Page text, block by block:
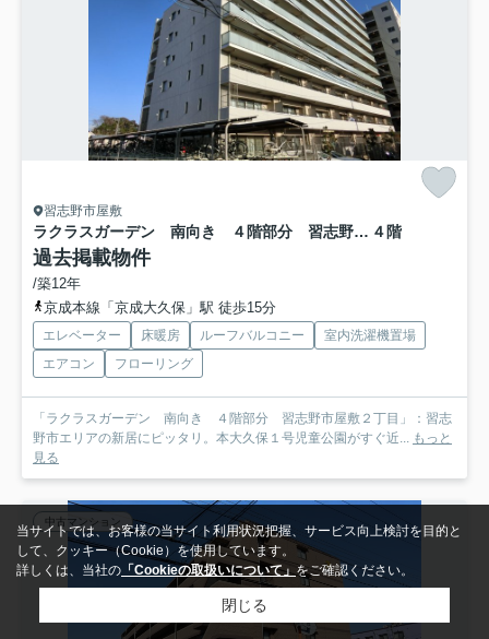
習志野市屋敷
ラクラスガーデン 南向き ４階部分 習志野市屋敷２丁目 ４階
過去掲載物件
/築12年
京成本線「京成大久保」駅 徒歩15分
エレベーター 床暖房 ルーフバルコニー
室内洗濯機置場
エアコン
フローリング
「ラクラスガーデン 南向き ４階部分 習志野市屋敷２丁目」：習志
野市エリアの新居にピッタリ。本大久保１号児童公園がすぐ近... もっと
見る
中古マンション
当サイトでは、お客様の当サイト利用状況把握、サービス向上検討を目的と
して、クッキー（Cookie）を使用しています。
詳しくは、当社の 「Cookieの取扱いについて」をご確認ください。
閉じる